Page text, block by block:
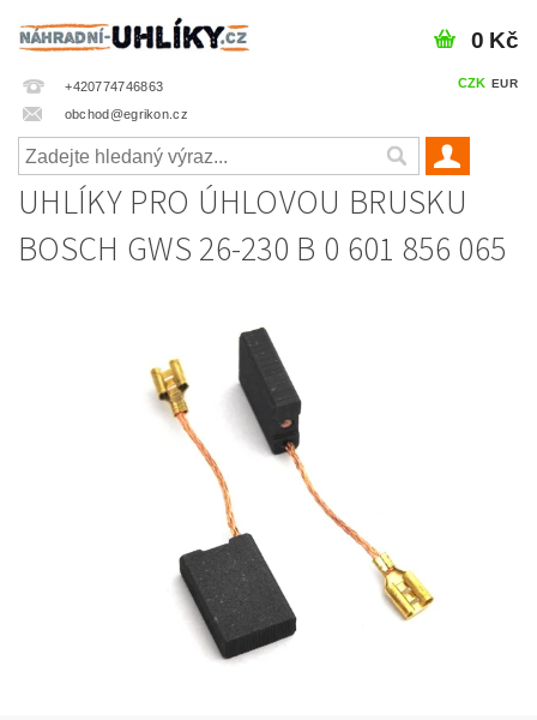
+420774746863
obchod@egrikon.cz
CZK EUR
0 Kč
UHLÍKY PRO ÚHLOVOU BRUSKU
BOSCH GWS 26-230 B 0 601 856 065